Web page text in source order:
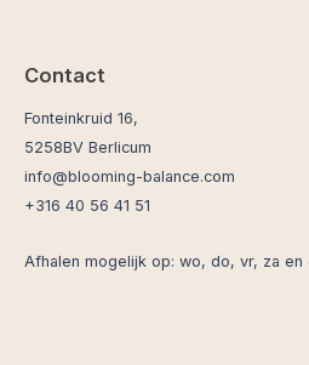
Contact
Fonteinkruid 16,
5258BV Berlicum
info@blooming-balance.com
+316 40 56 41 51
Afhalen mogelijk op: wo, do, vr, za en